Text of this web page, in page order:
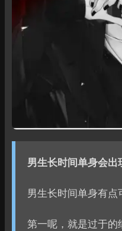
男生长时间单身会出
男生长时间单身有点
第一呢，就是过于的